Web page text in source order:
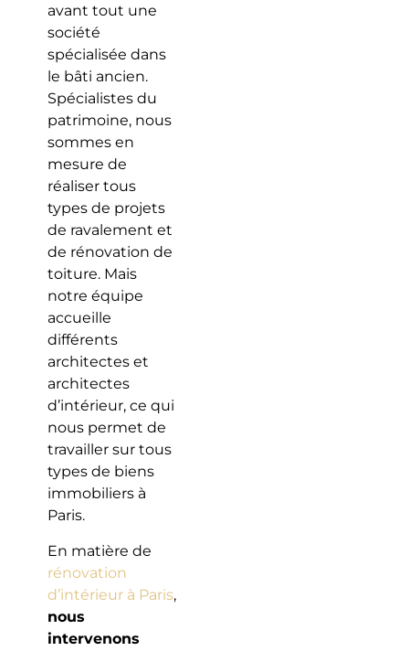
avant tout une
société
spécialisée dans
le bâti ancien.
Spécialistes du
patrimoine, nous
sommes en
mesure de
réaliser tous
types de projets
de ravalement et
de rénovation de
toiture. Mais
notre équipe
accueille
différents
architectes et
architectes
d’intérieur, ce qui
nous permet de
travailler sur tous
types de biens
immobiliers à
Paris.
En matière de
rénovation
d’intérieur à Paris,
nous
intervenons